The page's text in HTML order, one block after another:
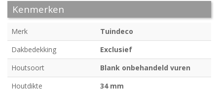
Kenmerken
Merk
Tuindeco
Dakbedekking
Exclusief
Houtsoort
Blank onbehandeld vuren
Houtdikte
34 mm